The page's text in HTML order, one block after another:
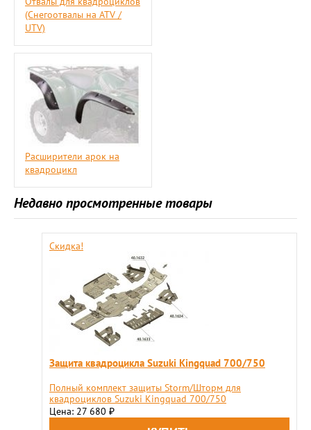
(Снегоотвалы на ATV /
UTV)
Расширители арок на
квадроцикл
Недавно просмотренные товары
Скидка!
Защита квадроцикла Suzuki Kingquad 700/750
Полный комплект защиты Storm/Шторм для
квадроциклов Suzuki Kingquad 700/750
Цена: 27 680 ₽